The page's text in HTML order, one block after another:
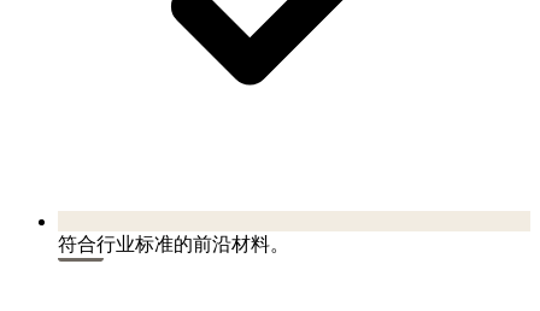
符合行业标准的前沿材料。